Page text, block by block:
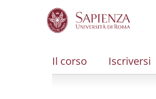
Il corso Iscriversi